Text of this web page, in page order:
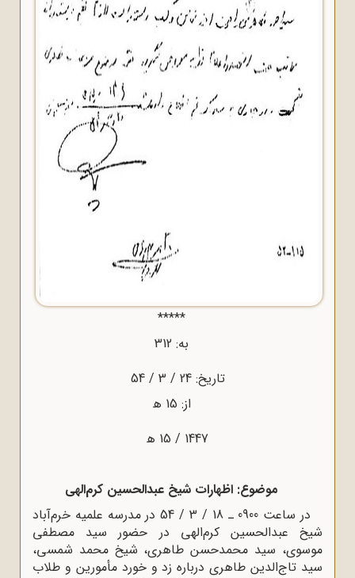
موضوع: اظهارات شیخ عبدالحسین کرم‌الهى
در ساعت 0900 ـ 18 / 3 / 54 در مدرسه علمیه خرم‌آباد
عبدالحسین کرم‌الهى در حضور سید مصطفى
سید محمدحسن طاهرى، شیخ محمد شمسى،
تاج‌الدین طاهرى درباره زد و خورد مأمورین و طلاب